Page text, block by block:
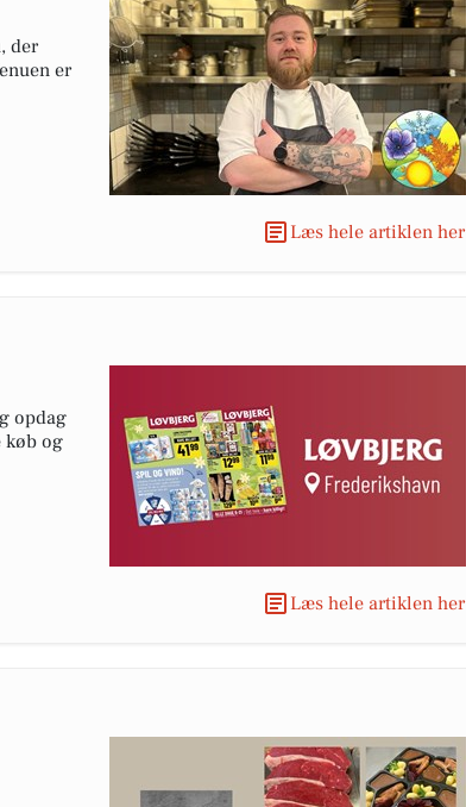
der
er
Læs hele artiklen her
opdag
køb og
Læs hele artiklen her